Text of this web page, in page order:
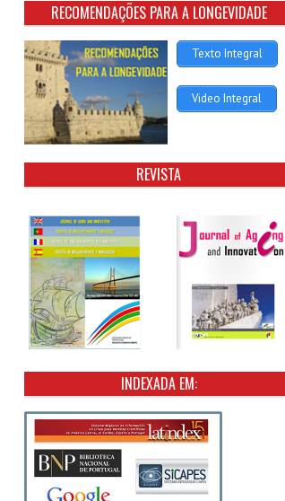
RECOMENDAÇÕES PARA A LONGEVIDADE
Texto Integral
Video Integral
REVISTA
INDEXADA EM: